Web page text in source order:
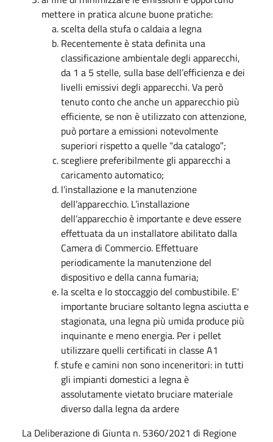
mettere in pratica alcune buone pratiche:​
scelta della stufa o caldaia a legna
Recentemente è stata definita una
classificazione ambientale degli apparecchi,
da 1 a 5 stelle, sulla base dell’efficienza e dei
livelli emissivi degli apparecchi. Va però
tenuto conto che anche un apparecchio più
efficiente, se non è utilizzato con attenzione,
può portare a emissioni notevolmente
superiori rispetto a quelle “da catalogo”;
scegliere preferibilmente gli apparecchi a
caricamento automatico;
l’installazione e la manutenzione
dell’apparecchio. L’installazione
dell’apparecchio è importante e deve essere
effettuata da un installatore abilitato dalla
Camera di Commercio. Effettuare
periodicamente la manutenzione del
dispositivo e della canna fumaria;
la scelta e lo stoccaggio del combustibile. E'
importante bruciare soltanto legna asciutta e
stagionata, una legna più umida produce più
inquinante e meno energia. Per i pellet
utilizzare quelli certificati in classe A1
stufe e camini non sono inceneritori: in tutti
gli impianti domestici a legna è
assolutamente vietato bruciare materiale
diverso dalla legna da ardere
​La Deliberazione di Giunta n. 5360/2021 di Regione